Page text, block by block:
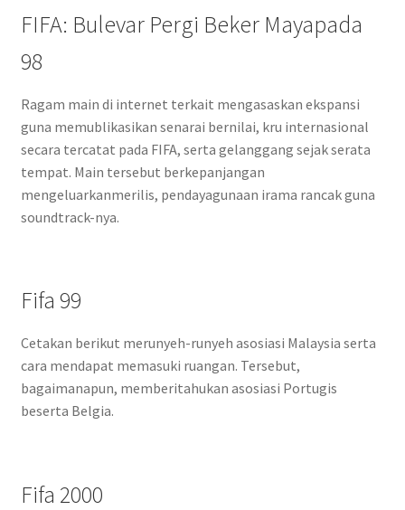
FIFA: Bulevar Pergi Beker Mayapada
98
Ragam main di internet terkait mengasaskan ekspansi
guna memublikasikan senarai bernilai, kru internasional
secara tercatat pada FIFA, serta gelanggang sejak serata
tempat. Main tersebut berkepanjangan
mengeluarkanmerilis, pendayagunaan irama rancak guna
soundtrack-nya.
Fifa 99
Cetakan berikut merunyeh-runyeh asosiasi Malaysia serta
cara mendapat memasuki ruangan. Tersebut,
bagaimanapun, memberitahukan asosiasi Portugis
beserta Belgia.
Fifa 2000